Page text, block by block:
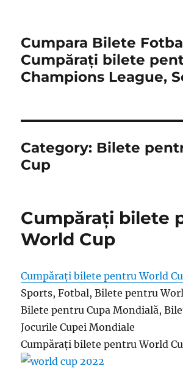
Cumpara Bilete
Cumpărați bilete
Champions League,
Category: Bilete
Cup
Cumpărați bilete
World Cup
Cumpărați bilete pentru World
Sports, Fotbal, Bilete pentru
Bilete pentru Cupa Mondială,
Jocurile Cupei Mondiale
Cumpărați bilete pentru World